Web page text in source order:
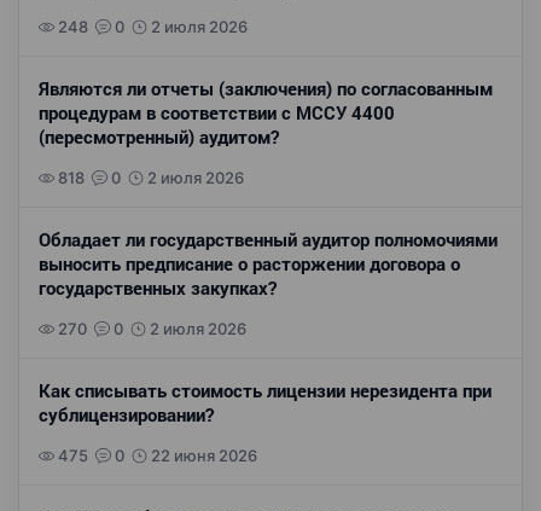
248 0 2 июля 2026
Являются ли отчеты (заключения) по согласованным
процедурам в соответствии с МССУ 4400
(пересмотренный) аудитом?
818 0 2 июля 2026
Обладает ли государственный аудитор полномочиями
выносить предписание о расторжении договора о
государственных закупках?
270 0 2 июля 2026
Как списывать стоимость лицензии нерезидента при
сублицензировании?
475 0 22 июня 2026